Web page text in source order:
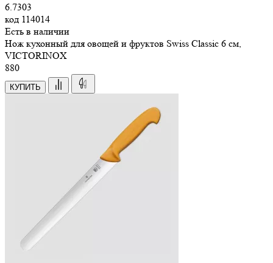
6.7303
код 114014
Есть в наличии
Нож кухонный для овощей и фруктов Swiss Classic 6 см,
VICTORINOX
880
КУПИТЬ